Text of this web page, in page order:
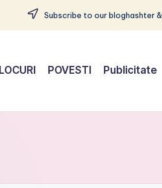
Subscribe to our bloghashter
LOCURI POVESTI Publicitate